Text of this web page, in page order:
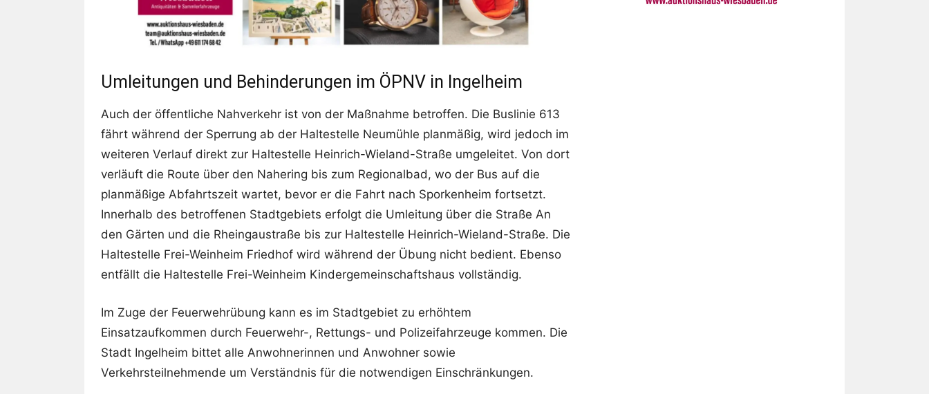
Umleitungen und Behinderungen im ÖPNV in Ingelheim
Auch der öffentliche Nahverkehr ist von der Maßnahme betroffen. Die Buslinie 613
fährt während der Sperrung ab der Haltestelle Neumühle planmäßig, wird jedoch im
weiteren Verlauf direkt zur Haltestelle Heinrich-Wieland-Straße umgeleitet. Von dort
verläuft die Route über den Nahering bis zum Regionalbad, wo der Bus auf die
planmäßige Abfahrtszeit wartet, bevor er die Fahrt nach Sporkenheim fortsetzt.
Innerhalb des betroffenen Stadtgebiets erfolgt die Umleitung über die Straße An
den Gärten und die Rheingaustraße bis zur Haltestelle Heinrich-Wieland-Straße. Die
Haltestelle Frei-Weinheim Friedhof wird während der Übung nicht bedient. Ebenso
entfällt die Haltestelle Frei-Weinheim Kindergemeinschaftshaus vollständig.
Im Zuge der Feuerwehrübung kann es im Stadtgebiet zu erhöhtem
Einsatzaufkommen durch Feuerwehr-, Rettungs- und Polizeifahrzeuge kommen. Die
Stadt Ingelheim bittet alle Anwohnerinnen und Anwohner sowie
Verkehrsteilnehmende um Verständnis für die notwendigen Einschränkungen.